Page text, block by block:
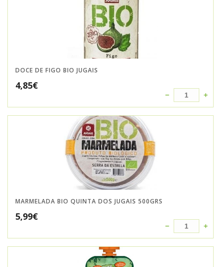
DOCE DE FIGO BIO JUGAIS
4,85€
MARMELADA BIO QUINTA DOS JUGAIS 500GRS
5,99€